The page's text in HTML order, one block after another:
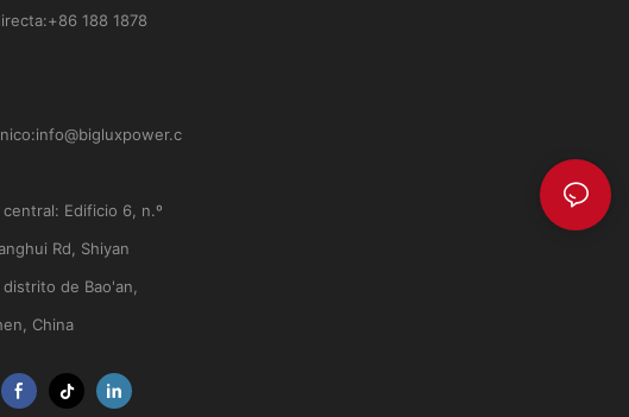
+86 188 1878
info@bigluxpower.c
central: Edificio 6, n.º
Rd, Shiyan
de Bao'an,
China